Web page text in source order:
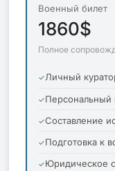
Военный билет
1860$
Полное
Личный
Персональный
Составление
Подготовка к
Юридическое